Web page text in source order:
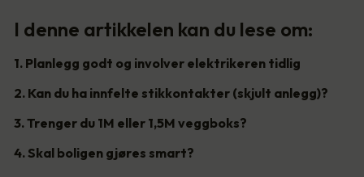
I denne artikkelen kan du lese om:
1. Planlegg godt og involver elektrikeren tidlig
2. Kan du ha innfelte stikkontakter (skjult anlegg)?
3. Trenger du 1M eller 1,5M veggboks?
4. Skal boligen gjøres smart?